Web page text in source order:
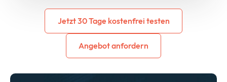
Jetzt 30 Tage kostenfrei testen
Angebot anfordern